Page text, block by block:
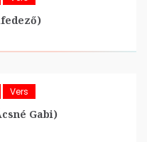
Vers
Gabi)